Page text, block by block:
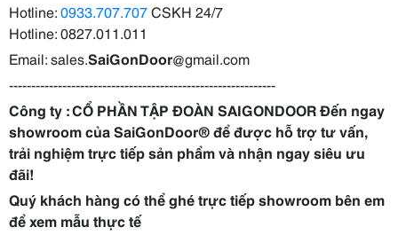
Hotline:0933.707.707CSKH 24/7
Hotline: 0827.011.011
Email: sales.SaiGonDoor@gmail.com
------------------------------------------------------------
Công ty : CỔ PHẦN TẬP ĐOÀN SAIGONDOOR Đến ngay
showroom củaSaiGonDoor® để được hỗ trợ tư vấn,
trải nghiệm trực tiếp sản phẩm và nhận ngay siêu ưu
đãi!
Quý khách hàng có thể ghé trực tiếp showroom bên em
để xem mẫu thực tế